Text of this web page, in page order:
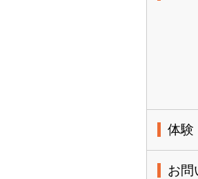
体験
お問